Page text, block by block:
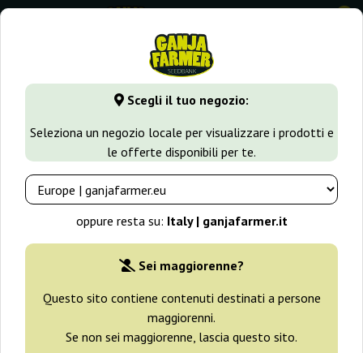
⭐ -40% Varietà a crescita rapida ⭐
⏰ 2 giorni 11:24:36
Scegli il tuo negozio:
Seleziona un negozio locale per visualizzare i prodotti e
le offerte disponibili per te.
oppure resta su: Italy | ganjafarmer.it
Sei maggiorenne?
Questo sito contiene contenuti destinati a persone
maggiorenni.
Se non sei maggiorenne, lascia questo sito.
0
GanjaFarmer.it Varietà di Cannabis Skunk Fast Easy
Fast Easy Skunk Big Seedbank